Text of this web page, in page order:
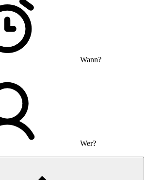
Wann?
Wer?